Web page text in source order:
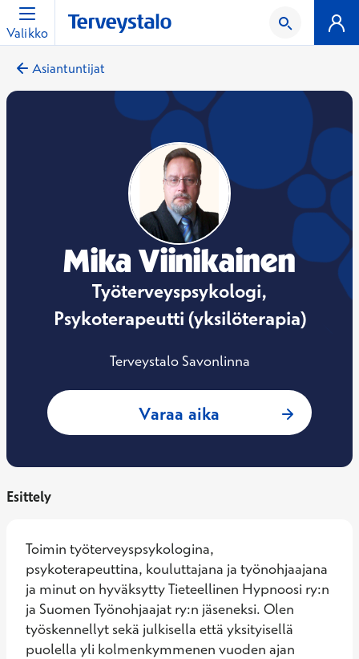
Valikko
Asiantuntijat
Mika Viinikainen
Työterveyspsykologi,
Psykoterapeutti (yksilöterapia)
Terveystalo Savonlinna
Varaa aika : Mika
Esittely
Toimin työterveyspsykologina,
psykoterapeuttina, kouluttajana ja työnohjaajana
ja minut on hyväksytty Tieteellinen Hypnoosi ry:n
ja Suomen Työnohjaajat ry:n jäseneksi. Olen
työskennellyt sekä julkisella että yksityisellä
puolella yli kolmenkymmenen vuoden ajan